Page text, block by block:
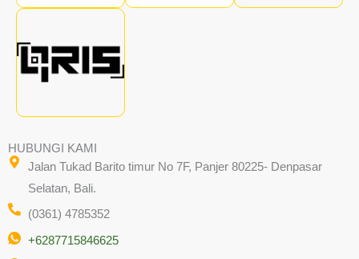
HUBUNGI KAMI
Jalan Tukad Barito timur No 7F, Panjer 80225- Denpasar
Selatan, Bali.
(0361) 4785352
+6287715846625